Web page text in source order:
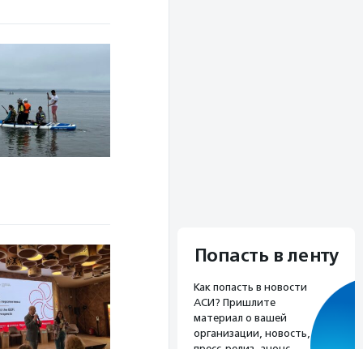
Попасть в ленту
Как попасть в новости
АСИ? Пришлите
материал о вашей
организации, новость,